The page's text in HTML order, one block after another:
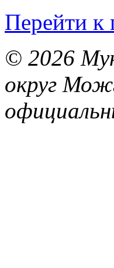
Перейти к
© 2026
округ